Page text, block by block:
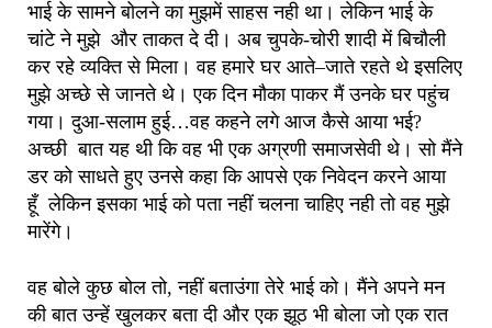
भाई के सामने बोलने का मुझमें साहस नही था। लेकिन भाई के
चांटे ने मुझे और ताकत दे दी। अब चुपके-चोरी शादी में बिचौली
कर रहे व्यक्ति से मिला। वह हमारे घर आते–जाते रहते थे इसलिए
मुझे अच्छे से जानते थे। एक दिन मौका पाकर मैं उनके घर पहुंच
गया। दुआ-सलाम हुई…वह कहने लगे आज कैसे आया भई?
अच्छी बात यह थी कि वह भी एक अग्रणी समाजसेवी थे। सो मैंने
डर को साधते हुए उनसे कहा कि आपसे एक निवेदन करने आया
हूँ लेकिन इसका भाई को पता नहीं चलना चाहिए नही तो वह मुझे
मारेंगे।
वह बोले कुछ बोल तो, नहीं बताउंगा तेरे भाई को। मैंने अपने मन
की बात उन्हें खुलकर बता दी और एक झूठ भी बोला जो एक रात